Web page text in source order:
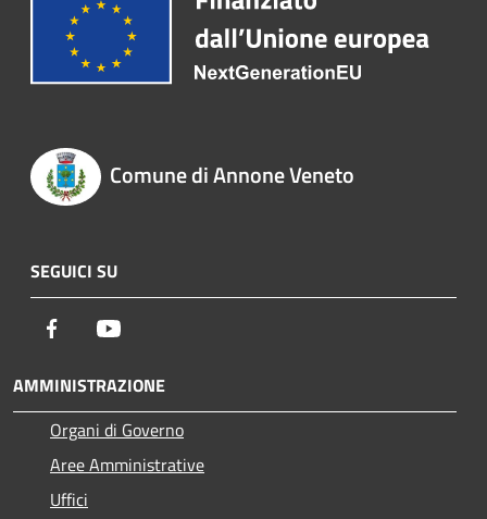
Comune di Annone Veneto
SEGUICI SU
Facebook
AMMINISTRAZIONE
Organi di Governo
Aree Amministrative
Uffici